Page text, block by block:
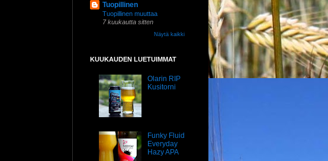
Tuopillinen
Tuopillinen muuttaa
7 kuukautta sitten
Näytä kaikki
KUUKAUDEN LUETUIMMAT
Olarin RIP
Kusitorni
Funky Fluid
Everyday
Hazy APA